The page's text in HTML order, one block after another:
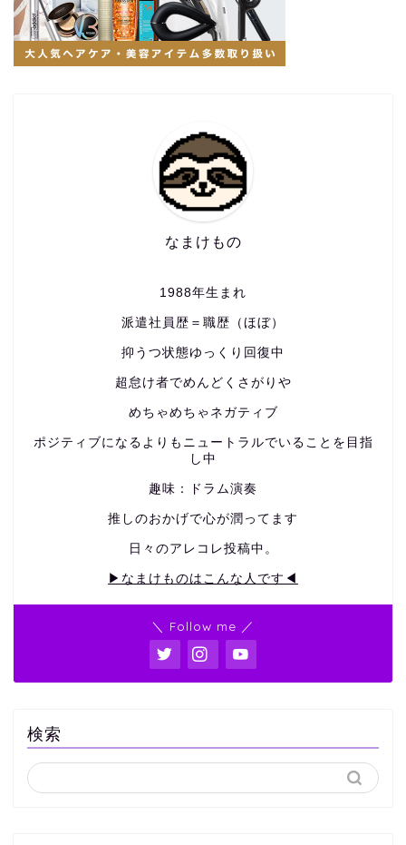
なまけもの
1988年生まれ
派遣社員歴＝職歴（ほぼ）
抑うつ状態ゆっくり回復中
超怠け者でめんどくさがりや
めちゃめちゃネガティブ
ポジティブになるよりもニュートラルでいることを目指
し中
趣味：ドラム演奏
推しのおかげで心が潤ってます
日々のアレコレ投稿中。
▶なまけものはこんな人です◀
＼ Follow me ／
検索